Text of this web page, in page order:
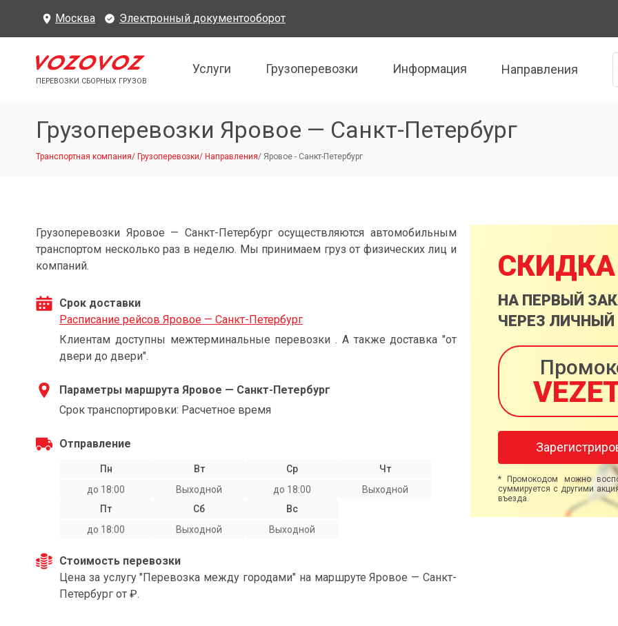
Москва Электронный документооборот
ПЕРЕВОЗКИ СБОРНЫХ ГРУЗОВ
Услуги Грузоперевозки Информация Направления
Грузоперевозки Яровое — Санкт-Петербург
Транспортная компания/ Грузоперевозки/ Направления/ Яровое - Санкт-Петербург
Грузоперевозки Яровое — Санкт-Петербург осуществляются автомобильным
транспортом несколько раз в неделю. Мы принимаем груз от физических лиц и
компаний.
Срок доставки
Расписание рейсов Яровое — Санкт-Петербург
Клиентам доступны межтерминальные перевозки . А также доставка "от
двери до двери".
Параметры маршрута Яровое — Санкт-Петербург
Срок транспортировки: Расчетное время
Отправление
Пн
до 18:00
Вт
Выходной
Ср
до 18:00
Чт
Выходной
Пт
до 18:00
Сб
Выходной
Вс
Выходной
Стоимость перевозки
Цена за услугу "Перевозка между городами" на маршруте Яровое — Санкт-
Петербург от ₽.
СКИДКА
НА ПЕРВЫЙ
ЧЕРЕЗ ЛИЧНЫЙ
* Промокодом можно
суммируется с другими
въезда.